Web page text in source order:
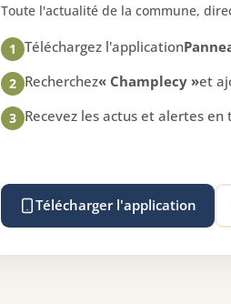
Toute l'actualité de la commune,
1 Téléchargez l'application
2 Recherchez« Champlecy »et
3 Recevez les actus et alertes
Télécharger l'application